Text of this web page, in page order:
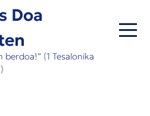
Doa
berdoa!” (1 Tesalonika